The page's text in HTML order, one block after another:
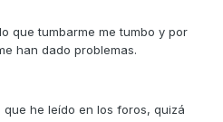
que tumbarme me tumbo y por
han dado problemas.
he leído en los foros, quizá